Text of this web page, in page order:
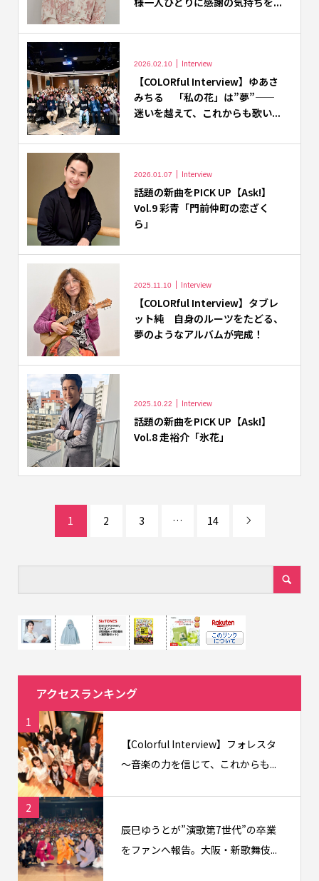
2026.02.10 Interview
【COLORful Interview】ゆあさ
みちる 「私の花」は”夢”——
迷いを越えて、これからも歌い...
2026.01.07 Interview
話題の新曲をPICK UP【Ask!】
Vol.9 彩青「門前仲町の恋ざく
ら」
2025.11.10 Interview
【COLORful Interview】タブレ
ット純 自身のルーツをたどる、
夢のようなアルバムが完成！
2025.10.22 Interview
話題の新曲をPICK UP【Ask!】
Vol.8 走裕介「氷花」
1 2 3 … 14 
アクセスランキング
1
【Colorful Interview】フォレスタ
〜音楽の力を信じて、これからも...
2
辰巳ゆうとが”演歌第7世代”の卒業
をファンへ報告。大阪・新歌舞伎...